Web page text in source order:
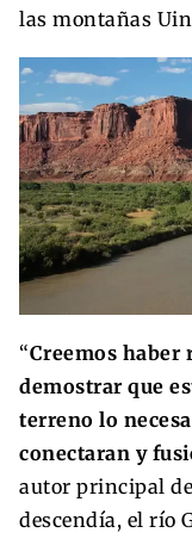
las montañas
“Creemos haber
demostrar que
terreno lo
conectaran y
autor principal
descendía, el río